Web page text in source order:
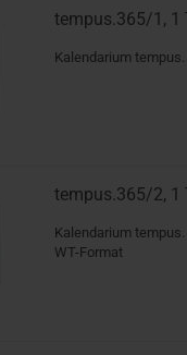
tempus.365/1, 1
Kalendarium
tempus.365/2, 1
Kalendarium
WT-Format